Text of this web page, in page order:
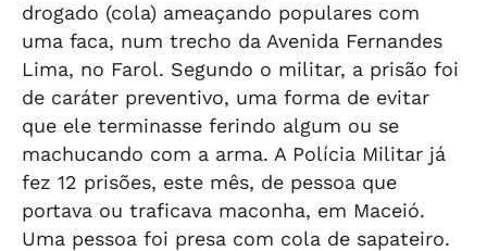
drogado (cola) ameaçando populares com
uma faca, num trecho da Avenida Fernandes
Lima, no Farol. Segundo o militar, a prisão foi
de caráter preventivo, uma forma de evitar
que ele terminasse ferindo algum ou se
machucando com a arma. A Polícia Militar já
fez 12 prisões, este mês, de pessoa que
portava ou traficava maconha, em Maceió.
Uma pessoa foi presa com cola de sapateiro.